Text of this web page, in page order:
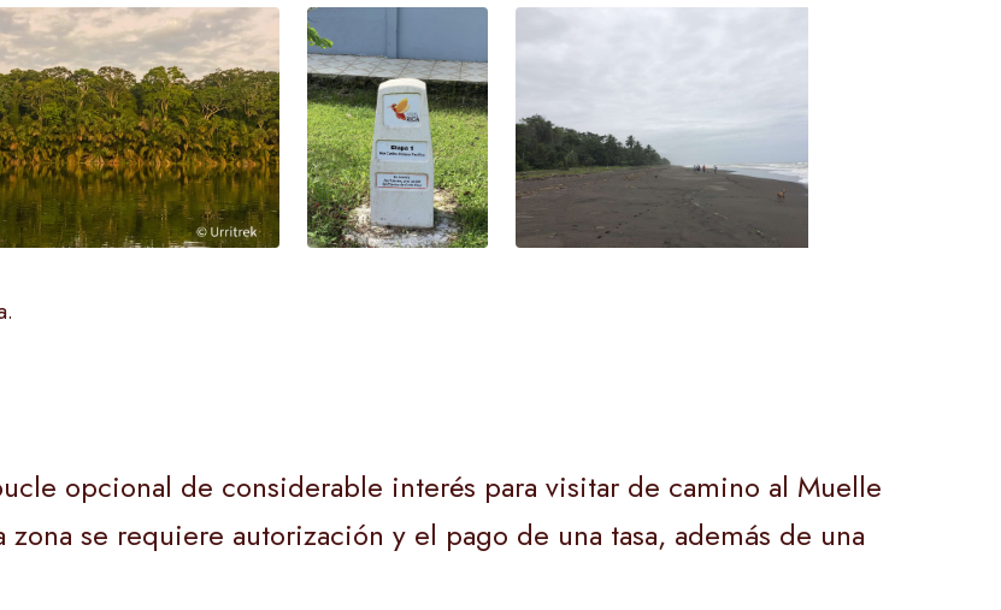
opcional de considerable interés para visitar de camino al Muelle
zona se requiere autorización y el pago de una tasa, además de una